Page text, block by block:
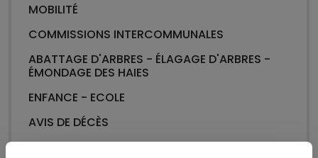
MOBILITÉ
COMMISSIONS INTERCOMMUNALES
ABATTAGE D'ARBRES - ÉLAGAGE D'ARBRES -
ÉMONDAGE DES HAIES
ENFANCE - ECOLE
AVIS DE DÉCÈS